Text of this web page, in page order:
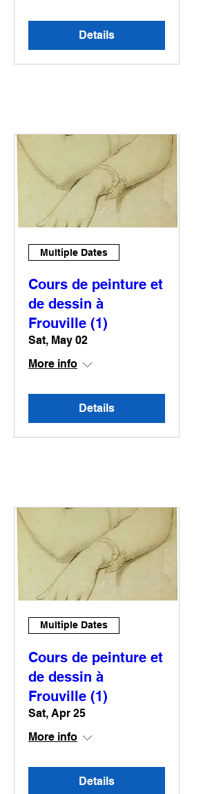
Details
Multiple Dates
Cours de peinture et
de dessin à
Frouville (1)
Sat, May 02
More info
Details
Multiple Dates
Cours de peinture et
de dessin à
Frouville (1)
Sat, Apr 25
More info
Details